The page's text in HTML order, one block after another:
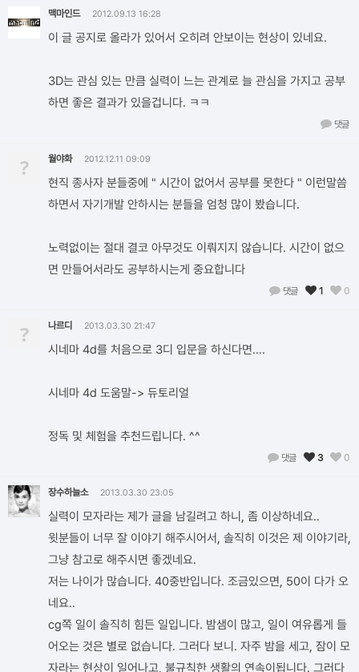
맥마인드 2012.09.13 16:28
이 글 공지로 올라가 있어서 오히려 안보이는 현상이 있네요.
3D는 관심 있는 만큼 실력이 느는 관계로 늘 관심을 가지고 공부
하면 좋은 결과가 있을겁니다. ㅋㅋ
댓글
? 월야화 2012.12.11 09:09
현직 종사자 분들중에 " 시간이 없어서 공부를 못한다 " 이런말씀
하면서 자기개발 안하시는 분들을 엄청 많이 봤습니다.
노력없이는 절대 결코 아무것도 이뤄지지 않습니다. 시간이 없으
면 만들어서라도 공부하시는게 중요합니다
댓글 1 0
? 나르디 2013.03.30 21:47
시네마 4d를 처음으로 3디 입문을 하신다면....
시네마 4d 도움말-> 듀토리얼
정독 및 체험을 추천드립니다. ^^
댓글 3 0
장수하늘소 2013.03.30 23:05
실력이 모자라는 제가 글을 남길려고 하니, 좀 이상하네요..
윗분들이 너무 잘 이야기 해주시어서, 솔직히 이것은 제 이야기라,
그냥 참고로 해주시면 좋겠네요.
저는 나이가 많습니다. 40중반입니다. 조금있으면, 50이 다가 오
네요..
cg쪽 일이 솔직히 힘든 일입니다. 밤샘이 많고, 일이 여유롭게 들
어오는 것은 별로 없습니다. 그러다 보니. 자주 밤을 세고, 잠이 모
자라는 현상이 일어나고, 불규칙한 생활의 연속이됩니다. 그러다